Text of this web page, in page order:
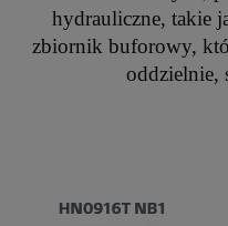
hydrauliczne, takie
zbiornik buforowy,
oddzielnie,